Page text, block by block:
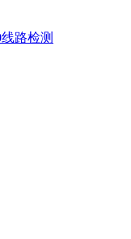
路检测